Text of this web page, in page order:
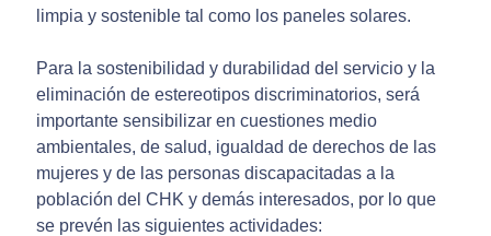
limpia y sostenible tal como los paneles solares.
Para la sostenibilidad y durabilidad del servicio y la
eliminación de estereotipos discriminatorios, será
importante sensibilizar en cuestiones medio
ambientales, de salud, igualdad de derechos de las
mujeres y de las personas discapacitadas a la
población del CHK y demás interesados, por lo que
se prevén las siguientes actividades: